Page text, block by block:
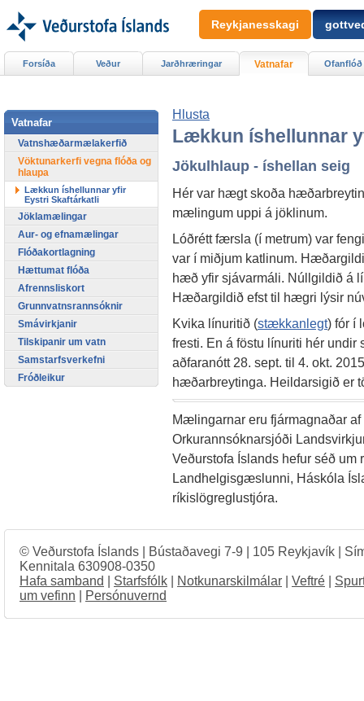
Hlusta
Lækkun íshellunnar
Jökulhlaup - íshellan seig
Hér var hægt skoða
mælingum uppi á jöklinum.
Lóðrétt færsla (í metrum) var
var í miðjum katlinum.
hæð yfir sjávarmáli. Núllgildið á
Hæðargildið efst til hægri lýsir
Kvika línuritið (stækkanlegt) fór í
fresti. En á föstu línuriti hér
aðfaranótt 28. sept. til 4. okt.
hæðarbreytinga. Heildarsigið er
Mælingarnar eru fjármagnaðar
Orkurannsóknarsjóði
Veðurstofa Íslands hefur séð
Landhelgisgæslunni, Háskóla
ríkislögreglustjóra.
Forsíða Veður Jarðhræringar Vatnafar Ofanflóð
Vatnafar
Vatnshæðarmælakerfið
Vöktunarkerfi vegna flóða og
hlaupa
Lækkun íshellunnar yfir
Eystri Skaftárkatli
Jöklamælingar
Aur- og efnamælingar
Flóðakortlagning
Hættumat flóða
Afrennsliskort
Grunnvatnsrannsóknir
Smávirkjanir
Tilskipanir um vatn
Samstarfsverkefni
Fróðleikur
Reykjanesskagi
© Veðurstofa Íslands | Bústaðavegi 7-9 | 105 Reykjavík |
Kennitala 630908-0350
Hafa samband
Starfsfólk Notkunarskilmálar Veftré
um vefinn
Persónuvernd